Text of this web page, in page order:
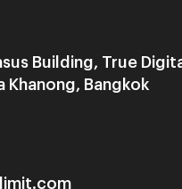
Building, True
Khanong, Bangkok